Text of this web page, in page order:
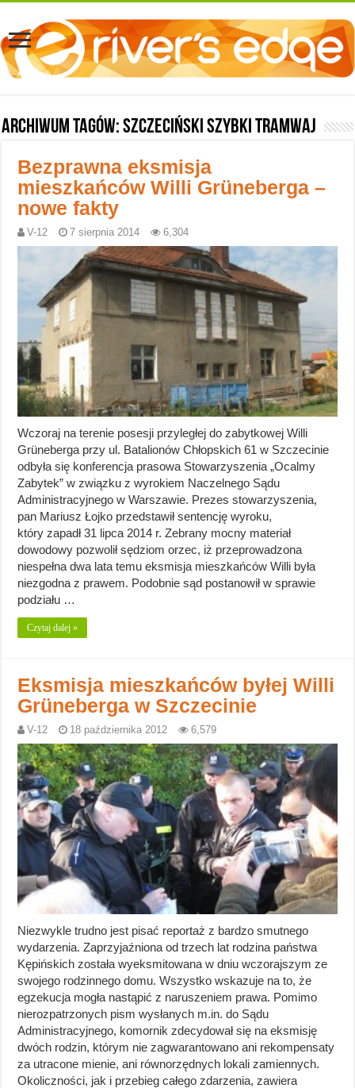
Archiwum tagów:Szczeciński Szybki Tramwaj
Bezprawna eksmisja
mieszkańców Willi Grüneberga –
nowe fakty
V-12 7 sierpnia 2014 6,304
Wczoraj na terenie posesji przyległej do zabytkowej Willi
Grüneberga przy ul. Batalionów Chłopskich 61 w Szczecinie
odbyła się konferencja prasowa Stowarzyszenia „Ocalmy
Zabytek” w związku z wyrokiem Naczelnego Sądu
Administracyjnego w Warszawie. Prezes stowarzyszenia,
pan Mariusz Łojko przedstawił sentencję wyroku,
który zapadł 31 lipca 2014 r. Zebrany mocny materiał
dowodowy pozwolił sędziom orzec, iż przeprowadzona
niespełna dwa lata temu eksmisja mieszkańców Willi była
niezgodna z prawem. Podobnie sąd postanowił w sprawie
podziału …
Czytaj dalej »
Eksmisja mieszkańców byłej Willi
Grüneberga w Szczecinie
V-12 18 października 2012 6,579
Niezwykle trudno jest pisać reportaż z bardzo smutnego
wydarzenia. Zaprzyjaźniona od trzech lat rodzina państwa
Kępińskich została wyeksmitowana w dniu wczorajszym ze
swojego rodzinnego domu. Wszystko wskazuje na to, że
egzekucja mogła nastąpić z naruszeniem prawa. Pomimo
nierozpatrzonych pism wysłanych m.in. do Sądu
Administracyjnego, komornik zdecydował się na eksmisję
dwóch rodzin, którym nie zagwarantowano ani rekompensaty
za utracone mienie, ani równorzędnych lokali zamiennych.
Okoliczności, jak i przebieg całego zdarzenia, zawiera